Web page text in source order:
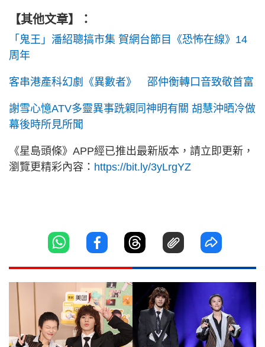
【其他文章】：
「鬼王」潘紹聰搞市集 賀網台節目《恐怖在線》14
周年
客串港產科幻劇《異數者》 邵仲衡轉口音致敬首富
謝雪心憶ATV多靈異事跣親同神明有關 胡慧沖晒冷做
幕後時所見所聞
《星島頭條》APP經已推出最新版本，請立即更新，
瀏覽更精彩內容： https://bit.ly/3yLrgYZ